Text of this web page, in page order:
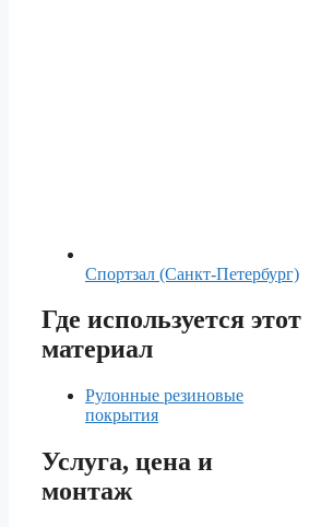
Спортзал (Санкт-Петербург)
Где используется этот
материал
Рулонные резиновые
покрытия
Услуга, цена и
монтаж